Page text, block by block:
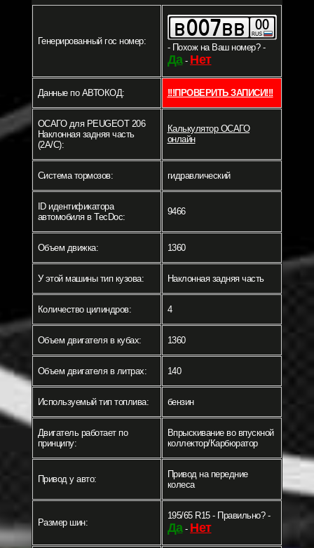
Генерированный гос номер:
- Похож на Ваш номер? -
Да- Нет
Данные по АВТОКОД: !!!ПРОВЕРИТЬ ЗАПИСИ!!!
ОСАГО для PEUGEOT 206
Наклонная задняя часть
(2A/C):
Калькулятор ОСАГО
онлайн
Система тормозов: гидравлический
ID идентификатора
автомобиля в TecDoc:
9466
Объем движка: 1360
У этой машины тип кузова: Наклонная задняя часть
Количество цилиндров: 4
Объем двигателя в кубах: 1360
Объем двигателя в литрах: 140
Используемый тип топлива: бензин
Двигатель работает по
принципу:
Впрыскивание во впускной
коллектор/Карбюратор
Привод у авто:
Привод на передние
колеса
Размер шин:
195/65 R15 - Правильно? -
Да- Нет